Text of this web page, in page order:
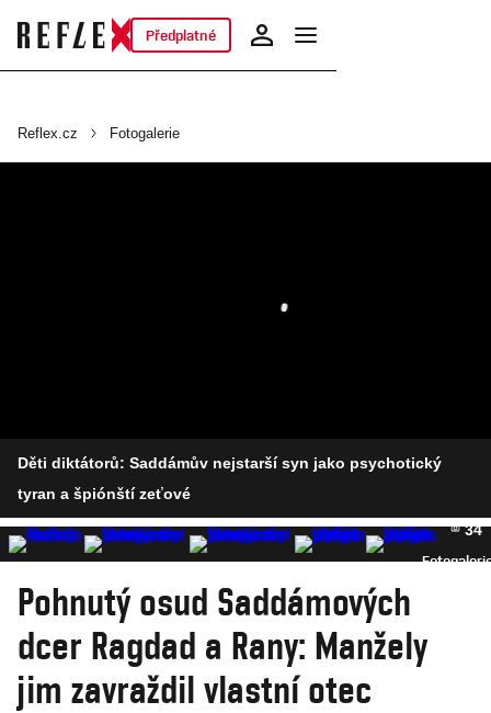
Předplatné
Reflex.cz Fotogalerie
Děti diktátorů: Saddámův nejstarší syn jako psychotický
tyran a špiónští zeťové
34
Pohnutý osud Saddámových
dcer Ragdad a Rany: Manžely
jim zavraždil vlastní otec